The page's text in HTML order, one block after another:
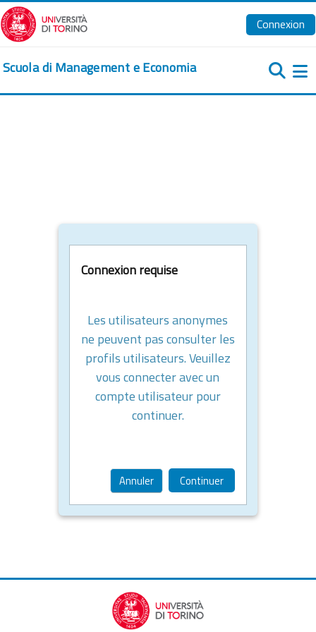
Passer au contenu principal
Connexion
Scuola di Management e Economia
Connexion requise
Les utilisateurs anonymes
ne peuvent pas consulter les
profils utilisateurs. Veuillez
vous connecter avec un
compte utilisateur pour
continuer.
Annuler Continuer